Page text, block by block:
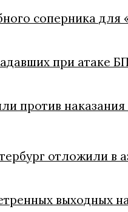
соперника для
при атаке
против
отложили в
выходных